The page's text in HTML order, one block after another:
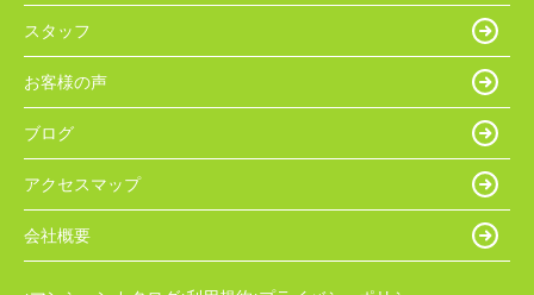
スタッフ
お客様の声
ブログ
アクセスマップ
会社概要